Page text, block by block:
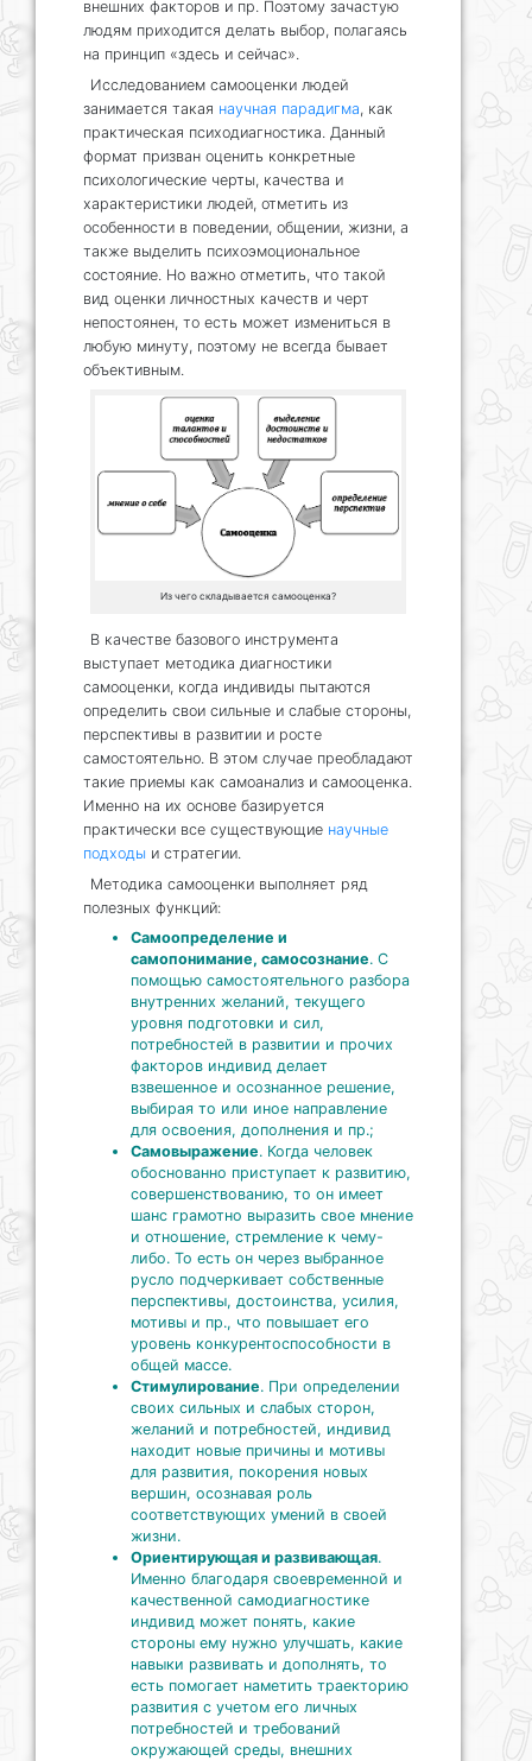
внешних факторов и пр. Поэтому зачастую
людям приходится делать выбор, полагаясь
на принцип «здесь и сейчас».
Исследованием самооценки людей
занимается такая научная парадигма, как
практическая психодиагностика. Данный
формат призван оценить конкретные
психологические черты, качества и
характеристики людей, отметить из
особенности в поведении, общении, жизни, а
также выделить психоэмоциональное
состояние. Но важно отметить, что такой
вид оценки личностных качеств и черт
непостоянен, то есть может измениться в
любую минуту, поэтому не всегда бывает
объективным.
Из чего складывается самооценка?
В качестве базового инструмента
выступает методика диагностики
самооценки, когда индивиды пытаются
определить свои сильные и слабые стороны,
перспективы в развитии и росте
самостоятельно. В этом случае преобладают
такие приемы как самоанализ и самооценка.
Именно на их основе базируется
практически все существующие научные
подходы и стратегии.
Методика самооценки выполняет ряд
полезных функций:
Самоопределение и
самопонимание, самосознание. С
помощью самостоятельного разбора
внутренних желаний, текущего
уровня подготовки и сил,
потребностей в развитии и прочих
факторов индивид делает
взвешенное и осознанное решение,
выбирая то или иное направление
для освоения, дополнения и пр.;
Самовыражение. Когда человек
обоснованно приступает к развитию,
совершенствованию, то он имеет
шанс грамотно выразить свое мнение
и отношение, стремление к чему-
либо. То есть он через выбранное
русло подчеркивает собственные
перспективы, достоинства, усилия,
мотивы и пр., что повышает его
уровень конкурентоспособности в
общей массе.
Стимулирование. При определении
своих сильных и слабых сторон,
желаний и потребностей, индивид
находит новые причины и мотивы
для развития, покорения новых
вершин, осознавая роль
соответствующих умений в своей
жизни.
Ориентирующая и развивающая.
Именно благодаря своевременной и
качественной самодиагностике
индивид может понять, какие
стороны ему нужно улучшать, какие
навыки развивать и дополнять, то
есть помогает наметить траекторию
развития с учетом его личных
потребностей и требований
окружающей среды, внешних